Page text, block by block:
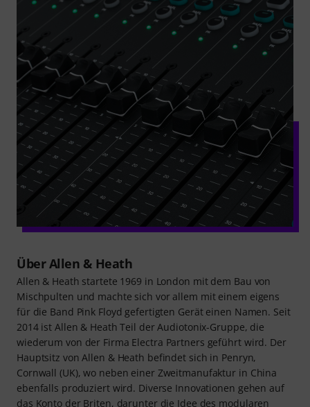
Über Allen & Heath
Allen & Heath startete 1969 in London mit dem Bau von
Mischpulten und machte sich vor allem mit einem eigens
für die Band Pink Floyd gefertigten Gerät einen Namen. Seit
2014 ist Allen & Heath Teil der Audiotonix-Gruppe, die
wiederum von der Firma Electra Partners geführt wird. Der
Hauptsitz von Allen & Heath befindet sich in Penryn,
Cornwall (UK), wo neben einer Zweitmanufaktur in China
ebenfalls produziert wird. Diverse Innovationen gehen auf
das Konto der Briten, darunter die Idee des modularen